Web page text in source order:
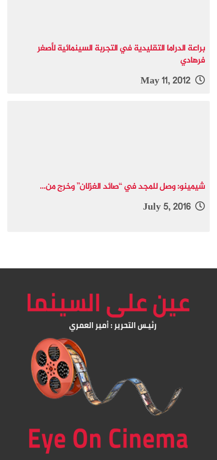
براعة الدراما التقليدية في التجربة السينمائية لأصغر
فرهادي
شيمينو: وصل للمجد في “صائد الغزلان” وخرج من...
July 5, 2016